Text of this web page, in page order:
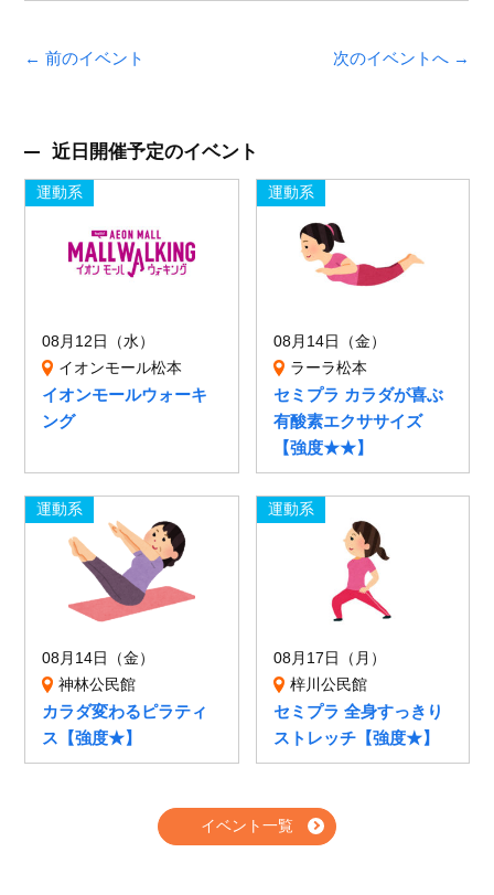
← 前のイベント 次のイベントへ →
近日開催予定のイベント
運動系
08月12日（水）
イオンモール松本
イオンモールウォーキ
ング
運動系
08月14日（金）
ラーラ松本
セミプラ カラダが喜ぶ
有酸素エクササイズ
【強度★★】
運動系
08月14日（金）
神林公民館
カラダ変わるピラティ
ス【強度★】
運動系
08月17日（月）
梓川公民館
セミプラ 全身すっきり
ストレッチ【強度★】
イベント一覧